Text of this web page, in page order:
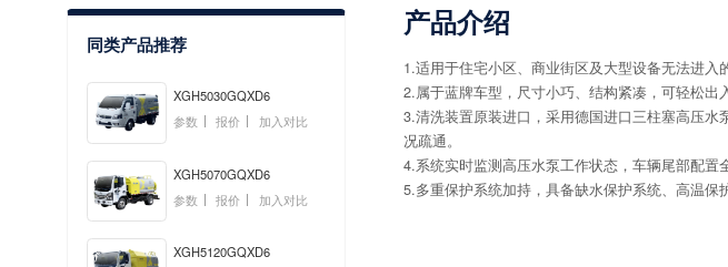
同类产品推荐
XGH5030GQXD6
参数
报价 加入对比
XGH5070GQXD6
参数
报价 加入对比
XGH5120GQXD6
产品介绍
1.适用于住宅小区、商业街区及大型设备无法进入
2.属于蓝牌车型，尺寸小巧、结构紧凑，可轻松出
3.清洗装置原装进口，采用德国进口三柱塞高压
况疏通。
4.系统实时监测高压水泵工作状态，车辆尾部配置
5.多重保护系统加持，具备缺水保护系统、高温保